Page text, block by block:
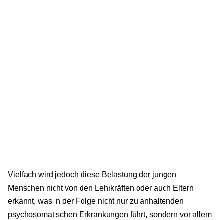
Vielfach wird jedoch diese Belastung der jungen
Menschen nicht von den Lehrkräften oder auch Eltern
erkannt, was in der Folge nicht nur zu anhaltenden
psychosomatischen Erkrankungen führt, sondern vor allem